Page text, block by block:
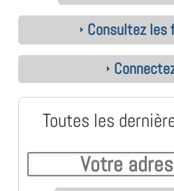
Consultez les
Toutes les